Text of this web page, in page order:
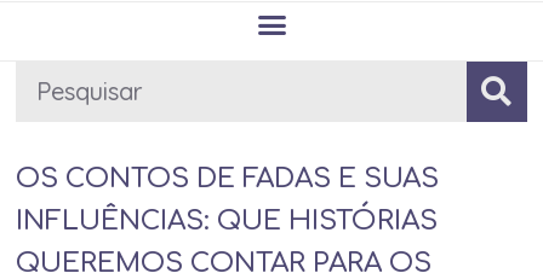
OS CONTOS DE FADAS E SUAS
INFLUÊNCIAS: QUE HISTÓRIAS
QUEREMOS CONTAR PARA OS